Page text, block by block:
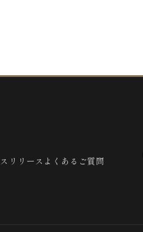
リリース よくあるご質問